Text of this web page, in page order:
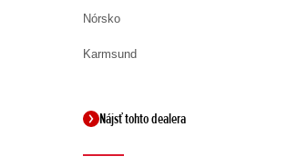
Nórsko
Karmsund
Nájsť tohto dealera